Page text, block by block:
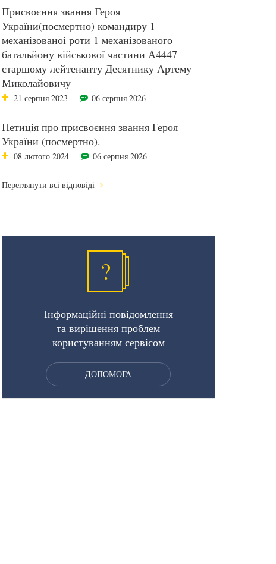
Присвоєння звання Героя
України(посмертно) командиру 1
механізованоі роти 1 механізованого
батальйону військової частини А4447
старшому лейтенанту Десятнику Артему
Миколайовичу
21 серпня 2023 06 серпня 2026
Петиція про присвоєння звання Героя
України (посмертно).
08 лютого 2024 06 серпня 2026
Переглянути всі відповіді
?
Інформаційні повідомлення
та вирішення проблем
користуванням сервісом
ДОПОМОГА